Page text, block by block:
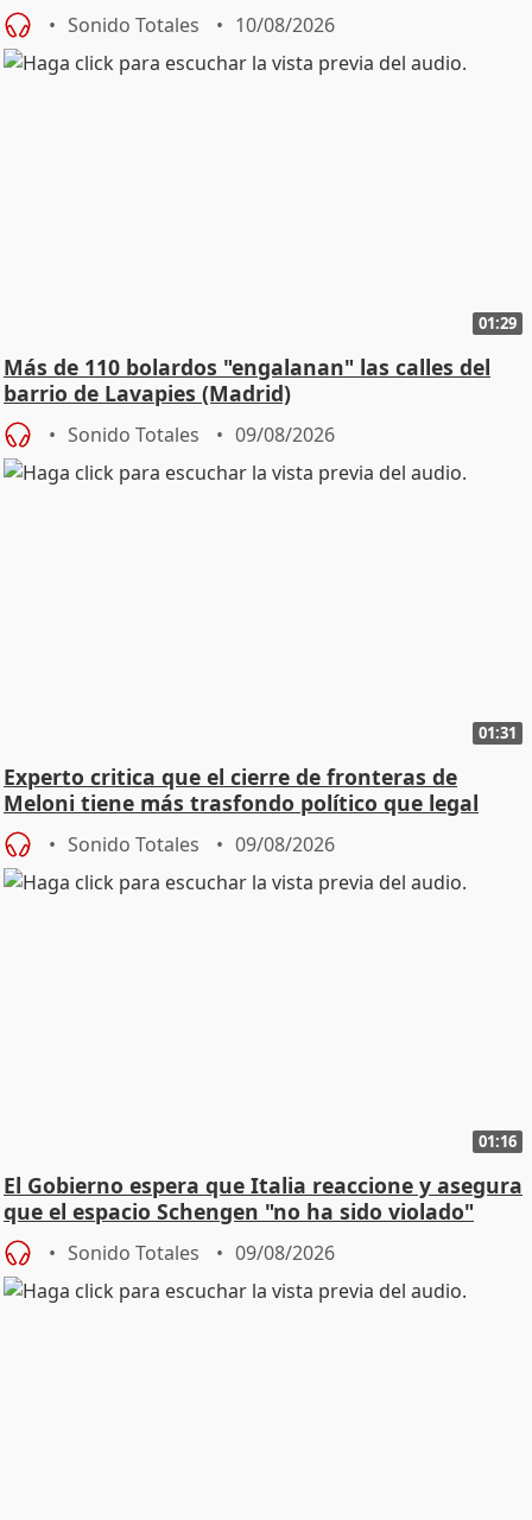
Sonido Totales 10/08/2026
01:29
Más de 110 bolardos "engalanan" las calles del
barrio de Lavapies (Madrid)
Sonido Totales 09/08/2026
01:31
Experto critica que el cierre de fronteras de
Meloni tiene más trasfondo político que legal
Sonido Totales 09/08/2026
01:16
El Gobierno espera que Italia reaccione y asegura
que el espacio Schengen "no ha sido violado"
Sonido Totales 09/08/2026